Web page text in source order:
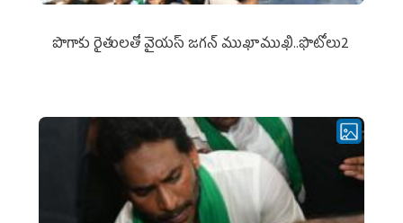
పొగాకు రైతుల‌తో వైయ‌స్ జ‌గ‌న్ ముఖాముఖి..ఫొటోలు2